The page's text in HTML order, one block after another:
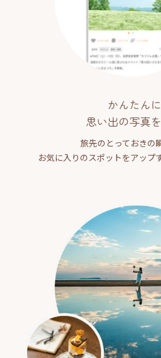
かんたんに
思い出の写真
旅先のとっておきの
お気に入りのスポットをアップ